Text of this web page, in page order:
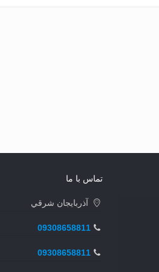
تماس با ما
آذربايجان شرقي
09308658811
09308658811